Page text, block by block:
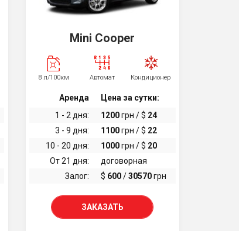
Mini Cooper
8 л/100км Автомат Кондиционер
Аренда
Цена за сутки:
1 - 2 дня:
1200грн / $ 24
3 - 9 дня:
1100грн / $ 22
10 - 20 дня:
1000грн / $ 20
От 21 дня:
договорная
Залог:
$ 600/30570грн
ЗАКАЗАТЬ